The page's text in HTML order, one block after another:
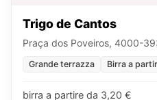
Trigo de Cantos
Praça dos Poveiros, 4000-
Grande terrazza Birra a
birra a partire da 3,20 €